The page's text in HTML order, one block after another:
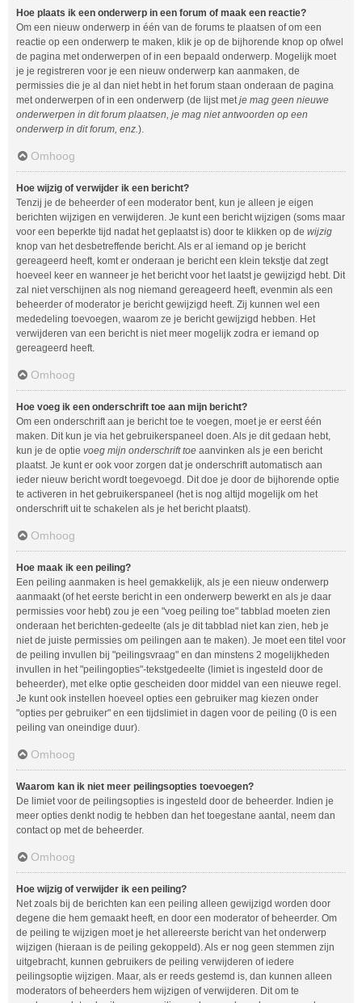
Hoe plaats ik een onderwerp in een forum of maak een reactie?
Om een nieuw onderwerp in één van de forums te plaatsen of om een
reactie op een onderwerp te maken, klik je op de bijhorende knop op ofwel
de pagina met onderwerpen of in een bepaald onderwerp. Mogelijk moet
je je registreren voor je een nieuw onderwerp kan aanmaken, de
permissies die je al dan niet hebt in het forum staan onderaan de pagina
met onderwerpen of in een onderwerp (de lijst metje mag geen nieuwe
onderwerpen in dit forum plaatsen, je mag niet antwoorden op een
onderwerp in dit forum, enz.).
Omhoog
Hoe wijzig of verwijder ik een bericht?
Tenzij je de beheerder of een moderator bent, kun je alleen je eigen
berichten wijzigen en verwijderen. Je kunt een bericht wijzigen (soms maar
voor een beperkte tijd nadat het geplaatst is) door te klikken op de wijzig
knop van het desbetreffende bericht. Als er al iemand op je bericht
gereageerd heeft, komt er onderaan je bericht een klein tekstje dat zegt
hoeveel keer en wanneer je het bericht voor het laatst je gewijzigd hebt. Dit
zal niet verschijnen als nog niemand gereageerd heeft, evenmin als een
beheerder of moderator je bericht gewijzigd heeft. Zij kunnen wel een
mededeling toevoegen, waarom ze je bericht gewijzigd hebben. Het
verwijderen van een bericht is niet meer mogelijk zodra er iemand op
gereageerd heeft.
Omhoog
Hoe voeg ik een onderschrift toe aan mijn bericht?
Om een onderschrift aan je bericht toe te voegen, moet je er eerst één
maken. Dit kun je via het gebruikerspaneel doen. Als je dit gedaan hebt,
kun je de optie voeg mijn onderschrift toe aanvinken als je een bericht
plaatst. Je kunt er ook voor zorgen dat je onderschrift automatisch aan
ieder nieuw bericht wordt toegevoegd. Dit doe je door de bijhorende optie
te activeren in het gebruikerspaneel (het is nog altijd mogelijk om het
onderschrift uit te schakelen als je het bericht plaatst).
Omhoog
Hoe maak ik een peiling?
Een peiling aanmaken is heel gemakkelijk, als je een nieuw onderwerp
aanmaakt (of het eerste bericht in een onderwerp bewerkt en als je daar
permissies voor hebt) zou je een "voeg peiling toe" tabblad moeten zien
onderaan het berichten-gedeelte (als je dit tabblad niet kan zien, heb je
niet de juiste permissies om peilingen aan te maken). Je moet een titel voor
de peiling invullen bij "peilingsvraag" en dan minstens 2 mogelijkheden
invullen in het "peilingopties"-tekstgedeelte (limiet is ingesteld door de
beheerder), met elke optie gescheiden door middel van een nieuwe regel.
Je kunt ook instellen hoeveel opties een gebruiker mag kiezen onder
"opties per gebruiker" en een tijdslimiet in dagen voor de peiling (0 is een
peiling van oneindige duur).
Omhoog
Waarom kan ik niet meer peilingsopties toevoegen?
De limiet voor de peilingsopties is ingesteld door de beheerder. Indien je
meer opties denkt nodig te hebben dan het toegestane aantal, neem dan
contact op met de beheerder.
Omhoog
Hoe wijzig of verwijder ik een peiling?
Net zoals bij de berichten kan een peiling alleen gewijzigd worden door
degene die hem gemaakt heeft, en door een moderator of beheerder. Om
de peiling te wijzigen moet je het allereerste bericht van het onderwerp
wijzigen (hieraan is de peiling gekoppeld). Als er nog geen stemmen zijn
uitgebracht, kunnen gebruikers de peiling verwijderen of iedere
peilingsoptie wijzigen. Maar, als er reeds gestemd is, dan kunnen alleen
moderators of beheerders hem wijzigen of verwijderen. Dit om te